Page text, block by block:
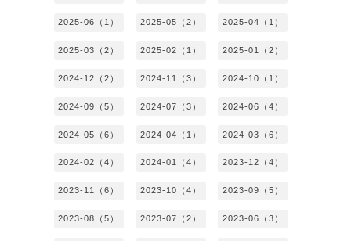
2025-06（1） 2025-05（2） 2025-04（1）
2025-03（2） 2025-02（1） 2025-01（2）
2024-12（2） 2024-11（3） 2024-10（1）
2024-09（5） 2024-07（3） 2024-06（4）
2024-05（6） 2024-04（1） 2024-03（6）
2024-02（4） 2024-01（4） 2023-12（4）
2023-11（6） 2023-10（4） 2023-09（5）
2023-08（5） 2023-07（2） 2023-06（3）